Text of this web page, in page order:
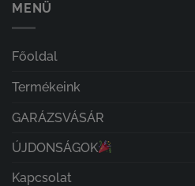
MENÜ
Főoldal
Termékeink
GARÁZSVÁSÁR
ÚJDONSÁGOK
Kapcsolat